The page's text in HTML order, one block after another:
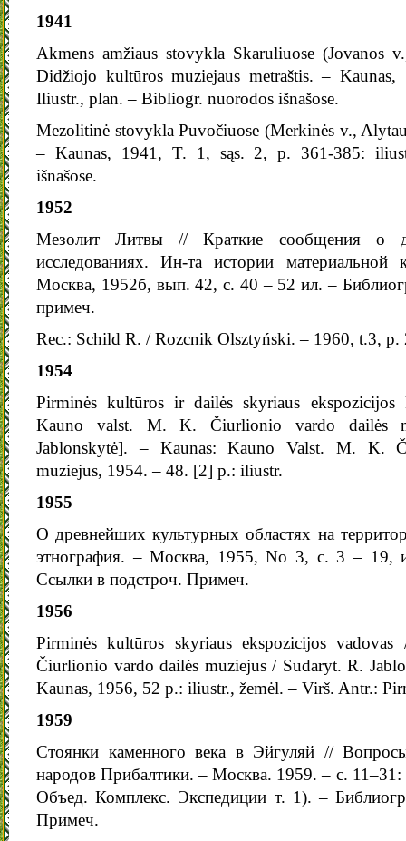
1941
Akmens amžiaus stovykla Skaruliuose (Jovanos
Didžiojo kultūros muziejaus metraštis. –
Iliustr., plan. – Bibliogr. nuorodos išnašose.
Mezolitinė stovykla Puvočiuose (Merkinės v.,
– Kaunas, 1941, T. 1, sąs. 2, p. 361-385:
išnašose.
1952
Мезолит Литвы // Краткие сообщения о
исследованиях. Ин-та истории
Москва, 1952б, вып. 42, с. 40 – 52 ил. –
примеч.
Rec.: Schild R. / Rozcnik Olsztyński. – 1960, t.3, p.
1954
Pirminės kultūros ir dailės skyriaus ekspozicijos
Kauno valst. M. K. Čiurlionio vardo dailės
Jablonskytė]. – Kaunas: Kauno Valst. M. K.
muziejus, 1954. – 48. [2] p.: iliustr.
1955
О древнейших культурных областях на
этнография. – Москва, 1955, No 3, с. 3 – 19,
Ссылки в подстроч. Примеч.
1956
Pirminės kultūros skyriaus ekspozicijos
Čiurlionio vardo dailės muziejus / Sudaryt. R.
Kaunas, 1956, 52 p.: iliustr., žemėl. – Virš. Antr.:
1959
Стоянки каменного века в Эйгуляй //
народов Прибалтики. – Москва. 1959. – с.
Объед. Комплекс. Экспедиции т. 1). –
Примеч.